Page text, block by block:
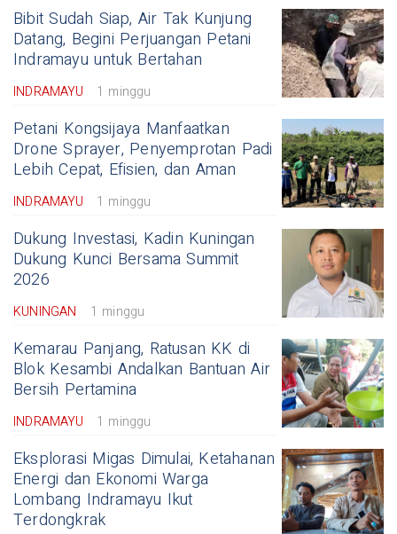
Bibit Sudah Siap, Air Tak Kunjung
Datang, Begini Perjuangan Petani
Indramayu untuk Bertahan
INDRAMAYU 1 minggu
Petani Kongsijaya Manfaatkan
Drone Sprayer, Penyemprotan Padi
Lebih Cepat, Efisien, dan Aman
INDRAMAYU 1 minggu
Dukung Investasi, Kadin Kuningan
Dukung Kunci Bersama Summit
2026
KUNINGAN 1 minggu
Kemarau Panjang, Ratusan KK di
Blok Kesambi Andalkan Bantuan Air
Bersih Pertamina
INDRAMAYU 1 minggu
Eksplorasi Migas Dimulai, Ketahanan
Energi dan Ekonomi Warga
Lombang Indramayu Ikut
Terdongkrak